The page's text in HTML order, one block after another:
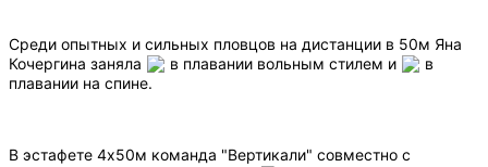
Среди опытных и сильных пловцов на дистанции в 50м Яна
Кочергина заняла
в плавании вольным стилем и
в
плавании на спине.
В эстафете 4х50м команда "Вертикали" совместно с